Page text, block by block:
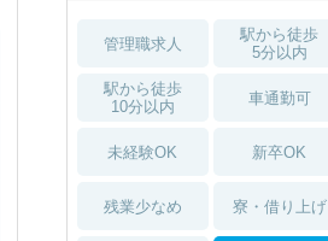
管理職求人
駅から徒歩
5分以内
駅から徒歩
10分以内
車通勤可
未経験OK 新卒OK
残業少なめ 寮・借り上げ